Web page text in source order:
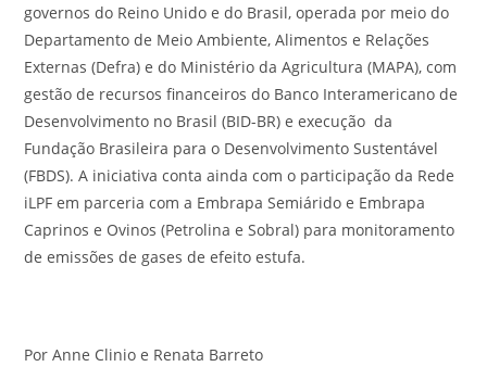
governos do Reino Unido e do Brasil, operada por meio do
Departamento de Meio Ambiente, Alimentos e Relações
Externas (Defra) e do Ministério da Agricultura (MAPA), com
gestão de recursos financeiros do Banco Interamericano de
Desenvolvimento no Brasil (BID-BR) e execução da
Fundação Brasileira para o Desenvolvimento Sustentável
(FBDS). A iniciativa conta ainda com o participação da Rede
iLPF em parceria com a Embrapa Semiárido e Embrapa
Caprinos e Ovinos (Petrolina e Sobral) para monitoramento
de emissões de gases de efeito estufa.
Por Anne Clinio e Renata Barreto